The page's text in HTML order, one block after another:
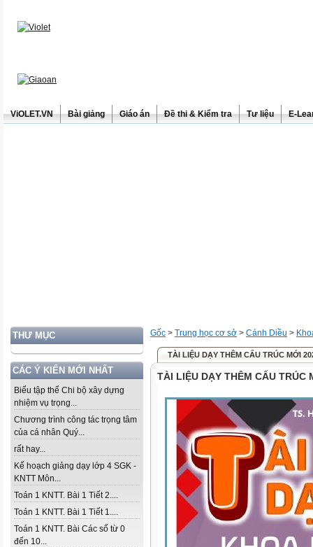
ViOLET.VN Bài giảng Giáo án Đề thi & Kiểm tra Tư liệu E-
THƯ MỤC
CÁC Ý KIẾN MỚI NHẤT
Biểu tập thể Chi bộ xây dựng
nhiệm vụ trọng...
Chương trình công tác trọng tâm
của cá nhân Quý...
rất hay...
Kế hoạch giảng dạy lớp 4 SGK -
KNTT Môn...
Toán 1 KNTT. Bài 1 Tiết 2....
Toán 1 KNTT. Bài 1 Tiết 1....
Toán 1 KNTT. Bài Các số từ 0
đến 10...
Gốc > Trung học cơ sở > Cánh Diều >
TÀI LIỆU DẠY THÊM CẤU TRÚC MỚI
TÀI LIỆU DẠY THÊM CẤU TRÚC